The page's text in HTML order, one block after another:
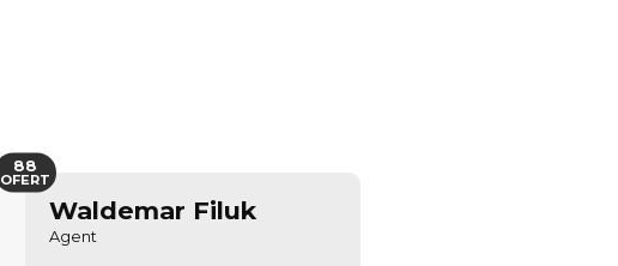
Waldemar Filuk
Agent
88
OFERT